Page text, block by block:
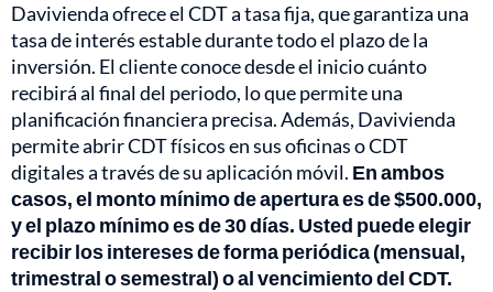
Davivienda ofrece el CDT a tasa fija, que garantiza una
tasa de interés estable durante todo el plazo de la
inversión. El cliente conoce desde el inicio cuánto
recibirá al final del periodo, lo que permite una
planificación financiera precisa. Además, Davivienda
permite abrir CDT físicos en sus oficinas o CDT
digitales a través de su aplicación móvil. En ambos
casos, el monto mínimo de apertura es de $500.000,
y el plazo mínimo es de 30 días. Usted puede elegir
recibir los intereses de forma periódica (mensual,
trimestral o semestral) o al vencimiento del CDT.